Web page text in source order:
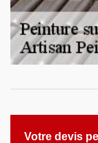
Votre devis